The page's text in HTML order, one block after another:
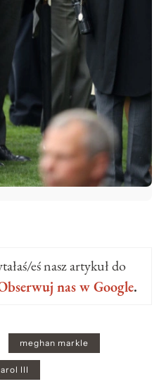
eś nasz artykuł do
nas w Google.
meghan markle
III